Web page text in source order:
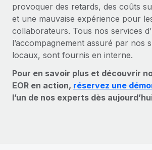
provoquer des retards, des coûts
et une mauvaise expérience pour
collaborateurs. Tous nos services
l’accompagnement assuré par nos
locaux, sont fournis en interne.
Pour en savoir plus et découvrir
EOR en action, réservez une
l’un de nos experts dès